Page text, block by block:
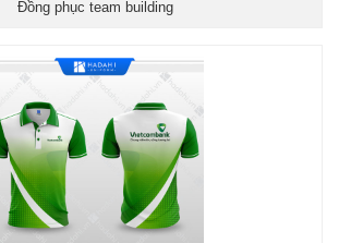
Đồng phục team building